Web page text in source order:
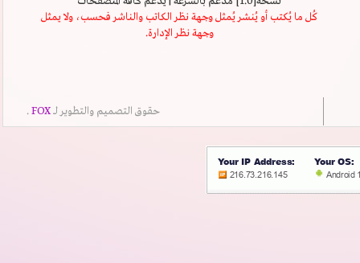
كُل ما يُكتب أو يُنشر يُمثل وجهة نظر الكاتب والناشر فحسب، ولا يمثل
وجهة نظر الإدارة.
حقوق التصميم والتطوير لــFOX
.